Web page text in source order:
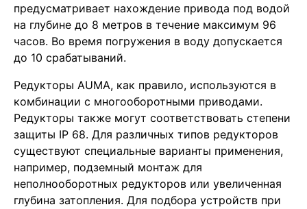
предусматривает нахождение привода под водой
на глубине до 8 метров в течение максимум 96
часов. Во время погружения в воду допускается
до 10 срабатываний.
Редукторы AUMA, как правило, используются в
комбинации с многооборотными приводами.
Редукторы также могут соответствовать степени
защиты IP 68. Для различных типов редукторов
существуют специальные варианты применения,
например, подземный монтаж для
неполнооборотных редукторов или увеличенная
глубина затопления. Для подбора устройств при